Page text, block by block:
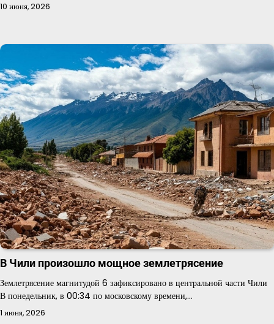
10 июня, 2026
В Чили произошло мощное землетрясение
Землетрясение магнитудой 6 зафиксировано в центральной части Чили
В понедельник, в 00:34 по московскому времени,…
1 июня, 2026